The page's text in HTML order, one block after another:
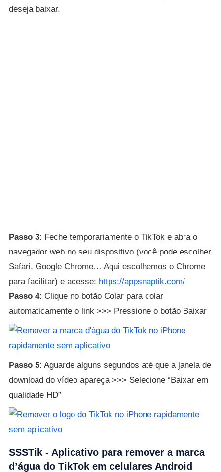
deseja baixar.
Passo 3: Feche temporariamente o TikTok e abra o
navegador web no seu dispositivo (você pode escolher
Safari, Google Chrome… Aqui escolhemos o Chrome
para facilitar) e acesse: https://appsnaptik.com/
Passo 4: Clique no botão Colar para colar
automaticamente o link >>> Pressione o botão Baixar
Passo 5: Aguarde alguns segundos até que a janela de
download do vídeo apareça >>> Selecione “Baixar em
qualidade HD”
SSSTik - Aplicativo para remover a marca
d’água do TikTok em celulares Android